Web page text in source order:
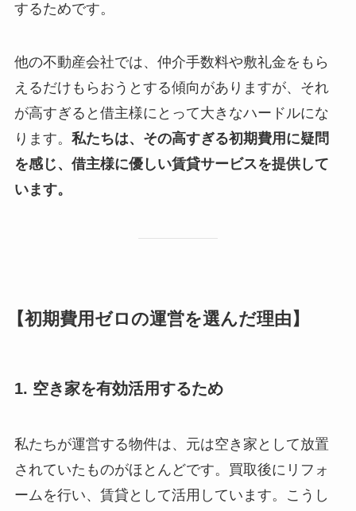
するためです。
他の不動産会社では、仲介手数料や敷礼金をもら
えるだけもらおうとする傾向がありますが、それ
が高すぎると借主様にとって大きなハードルにな
ります。 私たちは、その高すぎる初期費用に疑問
を感じ、借主様に優しい賃貸サービスを提供して
います。
【初期費用ゼロの運営を選んだ理由】
1. 空き家を有効活用するため
私たちが運営する物件は、元は空き家として放置
されていたものがほとんどです。買取後にリフォ
ームを行い、賃貸として活用しています。こうし